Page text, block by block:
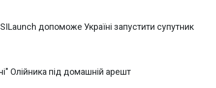
допоможе Україні запустити супутник
Олійника під домашній арешт